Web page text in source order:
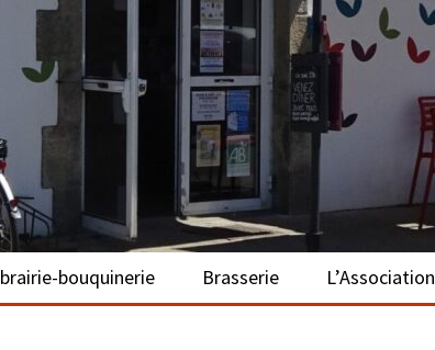
La Turballe
bouquinerie
Brasserie
L’Association